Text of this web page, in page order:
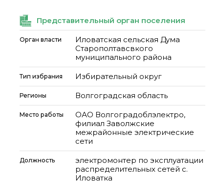
Представительный орган поселения
Орган власти
Иловатская сельская Дума
Старополтавсвкого
муниципального района
Тип избрания Избирательный округ
Регионы Волгоградская область
Место работы
ОАО Волгоградоблэлектро,
филиал Заволжские
межрайонные электрические
сети
Должность
электромонтер по эксплуатации
распределительных сетей с.
Иловатка